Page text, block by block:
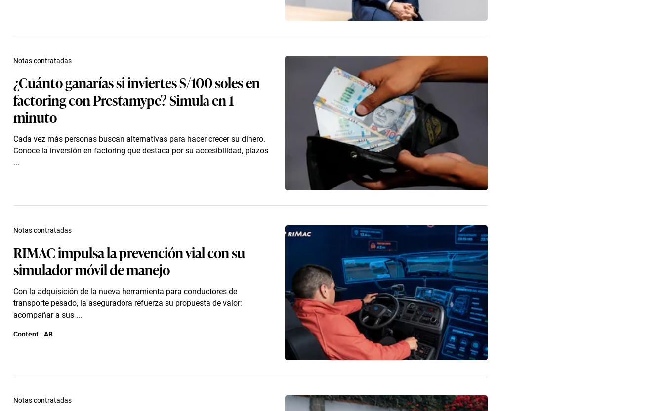
¿Cuánto ganarías si inviertes S/100 soles en
factoring con Prestamype? Simula en 1
minuto
Cada vez más personas buscan alternativas para hacer crecer su dinero.
Conoce la inversión en factoring que destaca por su accesibilidad, plazos
...
Notas contratadas
RIMAC impulsa la prevención vial con su
simulador móvil de manejo
Con la adquisición de la nueva herramienta para conductores de
transporte pesado, la aseguradora refuerza su propuesta de valor:
acompañar a sus ...
Notas contratadas
Content LAB
Notas contratadas